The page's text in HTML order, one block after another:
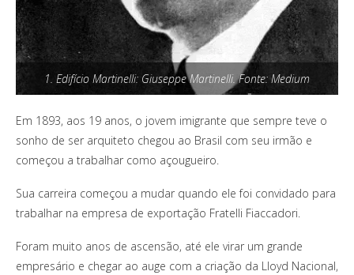
1. Edifício Martinelli: Giuseppe Martinelli. Fonte: Medium
Em 1893, aos 19 anos, o jovem imigrante que sempre teve o
sonho de ser arquiteto chegou ao Brasil com seu irmão e
começou a trabalhar como açougueiro.
Sua carreira começou a mudar quando ele foi convidado para
trabalhar na empresa de exportação Fratelli Fiaccadori.
Foram muito anos de ascensão, até ele virar um grande
empresário e chegar ao auge com a criação da Lloyd Nacional,